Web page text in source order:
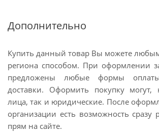
Дополнительно
Купить данный товар Вы можете
региона способом. При оформлении
предложены любые формы
доставки. Оформить покупку могут,
лица, так и юридические. После
организации есть возможность сразу
прям на сайте.